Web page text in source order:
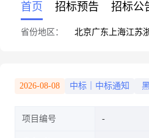
首页 招标预告 招标公
省份地区： 北京广东 上海江苏
2026-08-08 中标｜中标通知
项目编号